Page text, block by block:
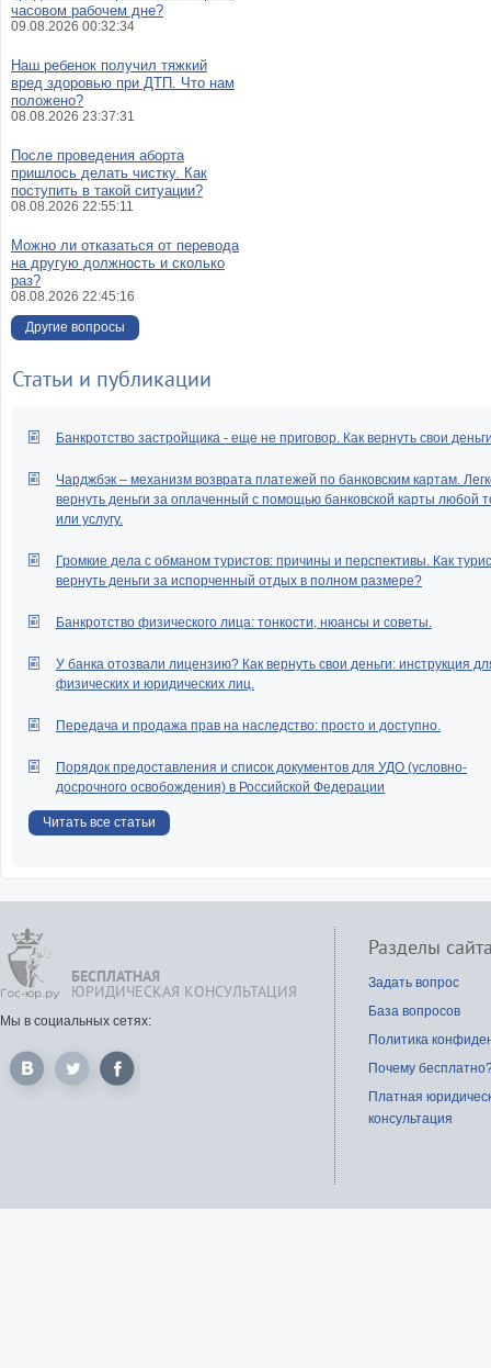
бездействие судебных
Как можно
судебных
Как можно
медленно
Могу ли я подать в
взысканию алиментов?
Что делать, если
приставы не
Правомерно ли
приставы по месту
жительства отказались
выданный мне
исполнительный лист?
Что делать, если должник с
года не платит алименты
словам судебных приставов
могут найти его?
Что делать, если
пристав-исполнитель
исполнительное
часовом рабочем дне?
09.08.2026 00:32:34
Наш ребенок получил тяжкий
вред здоровью при ДТП. Что нам
положено?
08.08.2026 23:37:31
После проведения аборта
пришлось делать чистку. Как
поступить в такой ситуации?
08.08.2026 22:55:11
Можно ли отказаться от перевода
на другую должность и сколько
раз?
08.08.2026 22:45:16
Другие вопросы
Статьи и публикации
Банкротство застройщика - еще не приговор. Как вернуть свои
Чарджбэк – механизм возврата платежей по банковским картам.
вернуть деньги за оплаченный с помощью банковской карты любой
или услугу.
Громкие дела с обманом туристов: причины и перспективы. Как
вернуть деньги за испорченный отдых в полном размере?
Банкротство физического лица: тонкости, нюансы и советы.
У банка отозвали лицензию? Как вернуть свои деньги: инструкция
физических и юридических лиц.
Передача и продажа прав на наследство: просто и доступно.
Порядок предоставления и список документов для УДО (условно-
досрочного освобождения) в Российской Федерации
Читать все статьи
БЕСПЛАТНАЯ
ЮРИДИЧЕСКАЯ КОНСУЛЬТАЦИЯ
Мы в социальных сетях:
Разделы
Задать вопрос
База вопросов
Политика
Почему
Платная
консультация